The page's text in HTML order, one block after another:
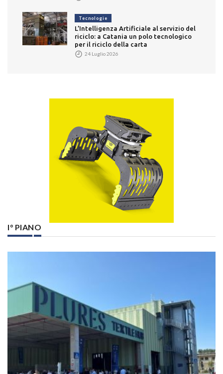
Tecnologie
L’Intelligenza Artificiale al servizio del
riciclo: a Catania un polo tecnologico
per il riciclo della carta
24 Luglio 2026
I° PIANO